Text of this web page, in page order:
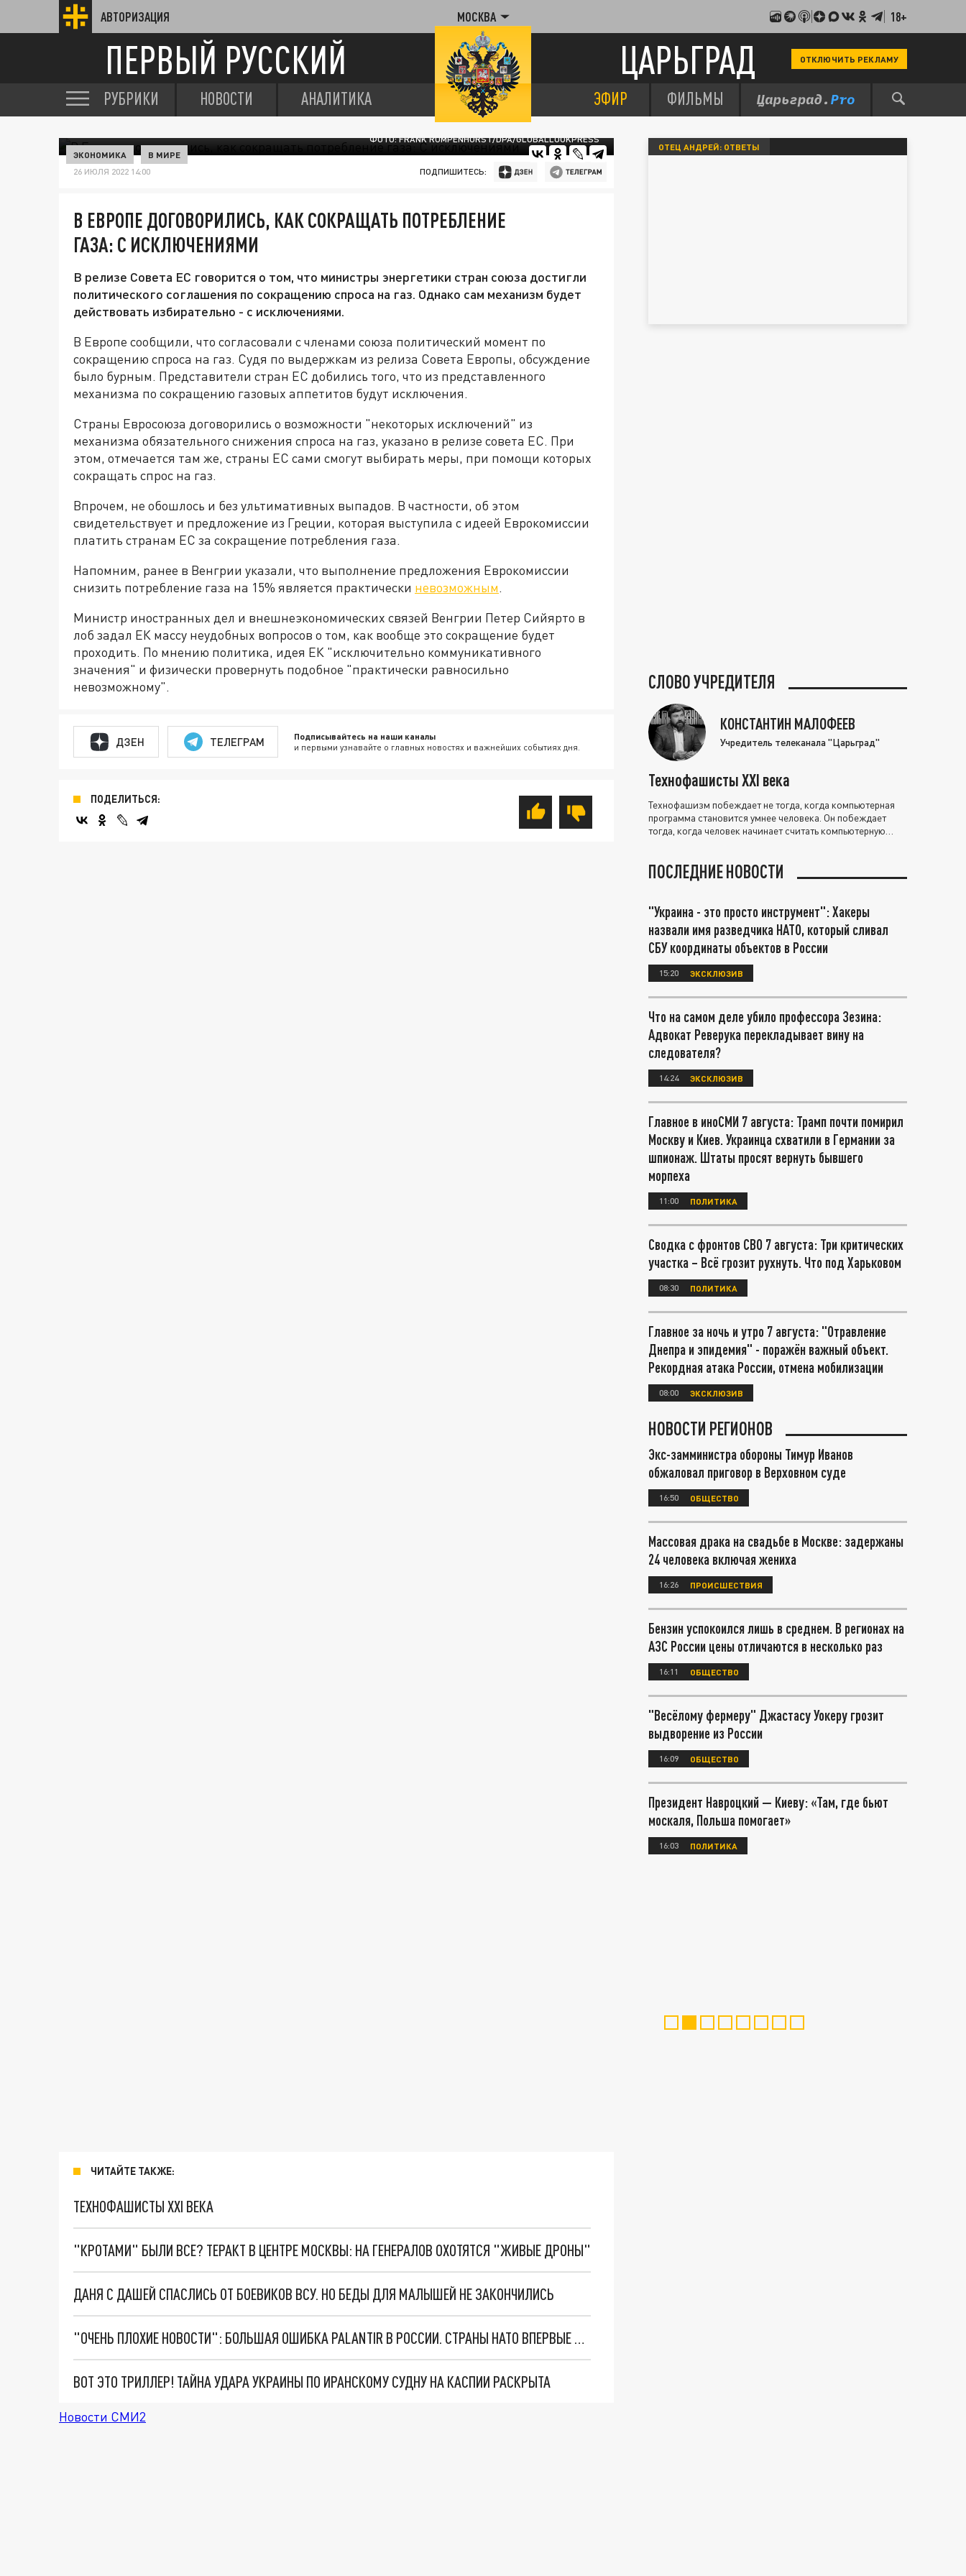
АВТОРИЗАЦИЯ МОСКВА 18+
ПЕРВЫЙ РУССКИЙ ЦАРЬГРАД ОТКЛЮЧИТЬ РЕКЛАМУ
РУБРИКИ НОВОСТИ АНАЛИТИКА ЭФИР ФИЛЬМЫ
ФОТО: FRANK RUMPENHORST/DPA/GLOBALLOOKPRESS
ЭКОНОМИКА В МИРЕ
26 ИЮЛЯ 2022 14:00 ПОДПИШИТЕСЬ:
В ЕВРОПЕ ДОГОВОРИЛИСЬ, КАК СОКРАЩАТЬ ПОТРЕБЛЕНИЕ
ГАЗА: С ИСКЛЮЧЕНИЯМИ
В релизе Совета ЕС говорится о том, что министры энергетики стран союза достигли
политического соглашения по сокращению спроса на газ. Однако сам механизм будет
действовать избирательно - с исключениями.
В Европе сообщили, что согласовали с членами союза политический момент по
сокращению спроса на газ. Судя по выдержкам из релиза Совета Европы, обсуждение
было бурным. Представители стран ЕС добились того, что из представленного
механизма по сокращению газовых аппетитов будут исключения.
Страны Евросоюза договорились о возможности "некоторых исключений" из
механизма обязательного снижения спроса на газ, указано в релизе совета ЕС. При
этом, отмечается там же, страны ЕС сами смогут выбирать меры, при помощи которых
сокращать спрос на газ.
Впрочем, не обошлось и без ультимативных выпадов. В частности, об этом
свидетельствует и предложение из Греции, которая выступила с идеей Еврокомиссии
платить странам ЕС за сокращение потребления газа.
Напомним, ранее в Венгрии указали, что выполнение предложения Еврокомиссии
снизить потребление газа на 15% является практически невозможным.
Министр иностранных дел и внешнеэкономических связей Венгрии Петер Сийярто в
лоб задал ЕК массу неудобных вопросов о том, как вообще это сокращение будет
проходить. По мнению политика, идея ЕК "исключительно коммуникативного
значения" и физически провернуть подобное "практически равносильно
невозможному".
ДЗЕН ТЕЛЕГРАМ Подписывайтесь на наши каналы
и первыми узнавайте о главных новостях и важнейших событиях дня.
ПОДЕЛИТЬСЯ:
ЧИТАЙТЕ ТАКЖЕ:
ТЕХНОФАШИСТЫ XXI ВЕКА
"КРОТАМИ" БЫЛИ ВСЕ? ТЕРАКТ В ЦЕНТРЕ МОСКВЫ: НА ГЕНЕРАЛОВ ОХОТЯТСЯ "ЖИВЫЕ ДРОНЫ"
ДАНЯ С ДАШЕЙ СПАСЛИСЬ ОТ БОЕВИКОВ ВСУ. НО БЕДЫ ДЛЯ МАЛЫШЕЙ НЕ ЗАКОНЧИЛИСЬ
"ОЧЕНЬ ПЛОХИЕ НОВОСТИ": БОЛЬШАЯ ОШИБКА PALANTIR В РОССИИ. СТРАНЫ НАТО ВПЕРВЫЕ ЗА СВО ОСТАНОВИЛИ ПОСТАВКИ ОРУЖИЯ. ВСУ ТЕРЯЮТ ПРИГРАНИЧЬЕ?
ВОТ ЭТО ТРИЛЛЕР! ТАЙНА УДАРА УКРАИНЫ ПО ИРАНСКОМУ СУДНУ НА КАСПИИ РАСКРЫТА
Новости СМИ2
ОТЕЦ АНДРЕЙ: ОТВЕТЫ
СЛОВО УЧРЕДИТЕЛЯ
КОНСТАНТИН МАЛОФЕЕВ
Учредитель телеканала "Царьград"
Технофашисты XXI века
Технофашизм побеждает не тогда, когда компьютерная
программа становится умнее человека. Он побеждает
тогда, когда человек начинает считать компьютерную
ПОСЛЕДНИЕ НОВОСТИ
"Украина - это просто инструмент": Хакеры
назвали имя разведчика НАТО, который сливал
СБУ координаты объектов в России
15:20 ЭКСКЛЮЗИВ
Что на самом деле убило профессора Зезина:
Адвокат Реверука перекладывает вину на
следователя?
14:24 ЭКСКЛЮЗИВ
Главное в иноСМИ 7 августа: Трамп почти помирил
Москву и Киев. Украинца схватили в Германии за
шпионаж. Штаты просят вернуть бывшего
морпеха
11:00 ПОЛИТИКА
Сводка с фронтов СВО 7 августа: Три критических
участка – Всё грозит рухнуть. Что под Харьковом
08:30 ПОЛИТИКА
Главное за ночь и утро 7 августа: "Отравление
Днепра и эпидемия" - поражён важный объект.
Рекордная атака России, отмена мобилизации
08:00 ЭКСКЛЮЗИВ
НОВОСТИ РЕГИОНОВ
Экс-замминистра обороны Тимур Иванов
обжаловал приговор в Верховном суде
16:50 ОБЩЕСТВО
Массовая драка на свадьбе в Москве: задержаны
24 человека включая жениха
16:26 ПРОИСШЕСТВИЯ
Бензин успокоился лишь в среднем. В регионах на
АЗС России цены отличаются в несколько раз
16:11 ОБЩЕСТВО
"Весёлому фермеру" Джастасу Уокеру грозит
выдворение из России
16:09 ОБЩЕСТВО
Президент Навроцкий — Киеву: «Там, где бьют
москаля, Польша помогает»
16:03 ПОЛИТИКА